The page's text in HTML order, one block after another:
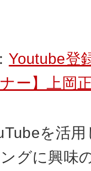
Youtube登
ー】上岡
を活
グに興味